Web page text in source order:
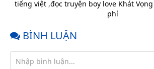
tiếng việt ,đọc truyện boy love Khát
phí
BÌNH LUẬN